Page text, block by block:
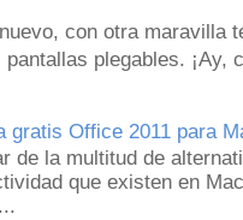
con otra maravilla
plegables. ¡Ay,
gratis Office 2011 para
de la multitud de
que existen en